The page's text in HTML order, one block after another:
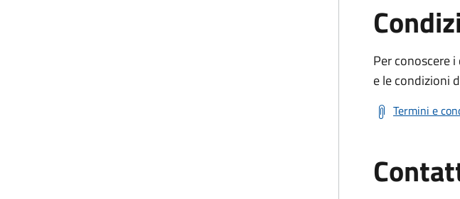
Per conoscere
e le condizioni
Termini e